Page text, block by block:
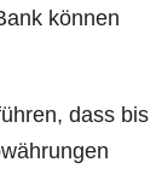
kön­nen
dass bis